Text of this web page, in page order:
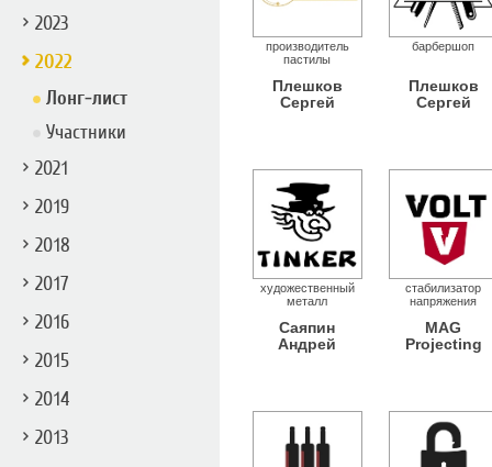
2023
2022
Лонг-лист
Участники
2021
2019
2018
2017
2016
2015
2014
2013
производитель
пастилы
Плешков
Сергей
барбершоп
Плешков
Сергей
художественный
металл
Саяпин
Андрей
стабилизатор
напряжения
MAG
Projecting